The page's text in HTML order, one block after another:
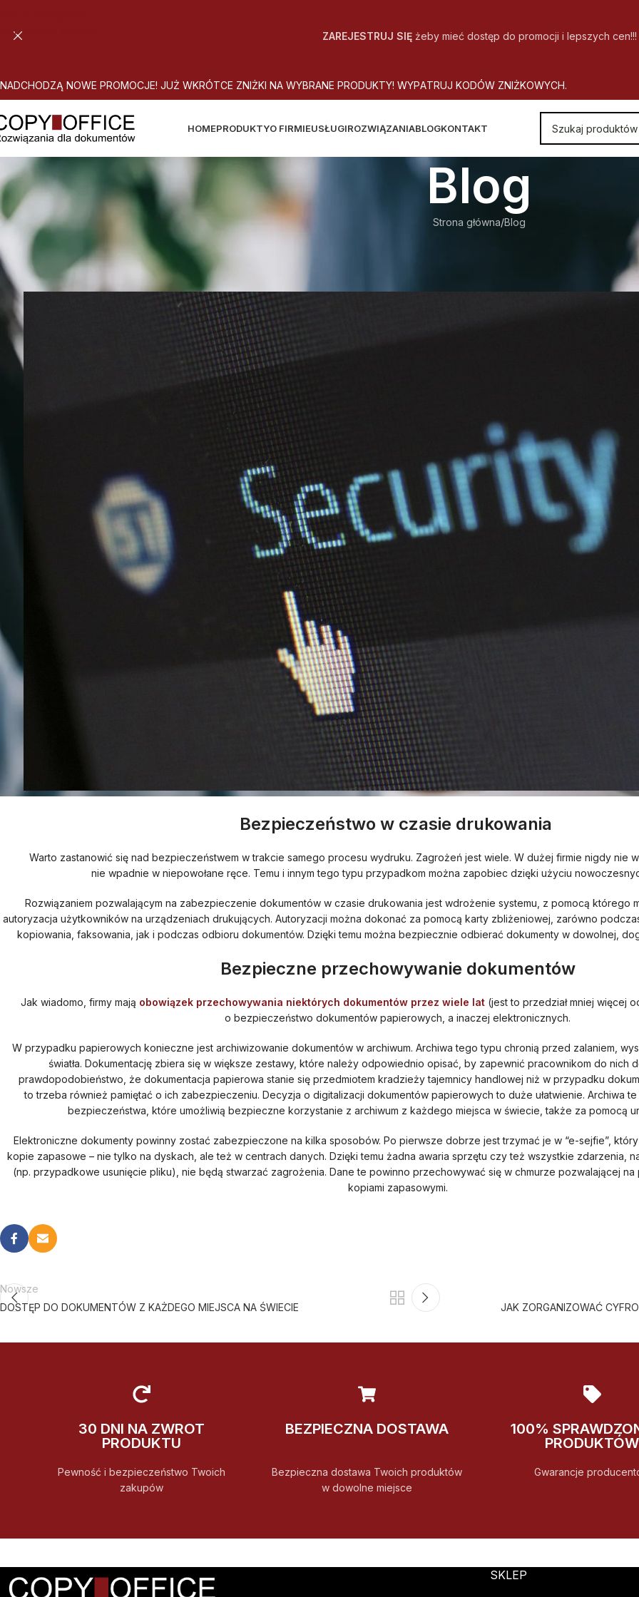
Skip to main content
ZAREJESTRUJ SIĘżeby mieć dostęp do promocji i lepszych cen!!!
NADCHODZĄ NOWE PROMOCJE! JUŻ WKRÓTCE ZNIŻKI NA WYBRANE PRODUKTY! WYPATRUJ KODÓW ZNIŻKOWYCH.
HOMEPRODUKTYO FIRMIEUSŁUGIROZWIĄZANIABLOGKONTAKT
Blog
Strona główna Blog
JAK DBAĆ O BEZPIECZEŃSTWO DOKUMENTÓW?
Bezpieczeństwo w czasie drukowania
Warto zastanowić się nad bezpieczeństwem w trakcie samego procesu wydruku. Zagrożeń jest wiele. W dużej firmie nigdy nie
nie wpadnie w niepowołane ręce. Temu i innym tego typu przypadkom można zapobiec dzięki użyciu
Rozwiązaniem pozwalającym na zabezpieczenie dokumentów w czasie drukowania jest wdrożenie systemu, z pomocą którego
autoryzacja użytkowników na urządzeniach drukujących. Autoryzacji można dokonać za pomocą karty zbliżeniowej, zarówno
kopiowania, faksowania, jak i podczas odbioru dokumentów. Dzięki temu można bezpiecznie odbierać dokumenty w dowolnej,
Bezpieczne przechowywanie dokumentów
Jak wiadomo, firmy mają obowiązek przechowywania niektórych dokumentów przez wiele lat(jest to przedział mniej więcej
o bezpieczeństwo dokumentów papierowych, a inaczej elektronicznych.
W przypadku papierowych konieczne jest archiwizowanie dokumentów w archiwum. Archiwa tego typu chronią przed zalaniem,
światła. Dokumentację zbiera się w większe zestawy, które należy odpowiednio opisać, by zapewnić pracownikom do nich
prawdopodobieństwo, że dokumentacja papierowa stanie się przedmiotem kradzieży tajemnicy handlowej niż w przypadku
to trzeba również pamiętać o ich zabezpieczeniu. Decyzja o digitalizacji dokumentów papierowych to duże ułatwienie. Archiwa te
bezpieczeństwa, które umożliwią bezpieczne korzystanie z archiwum z każdego miejsca w świecie, także za pomocą
Elektroniczne dokumenty powinny zostać zabezpieczone na kilka sposobów. Po pierwsze dobrze jest trzymać je w “e-sejfie”,
kopie zapasowe – nie tylko na dyskach, ale też w centrach danych. Dzięki temu żadna awaria sprzętu czy też wszystkie zdarzenia,
(np. przypadkowe usunięcie pliku), nie będą stwarzać zagrożenia. Dane te powinno przechowywać się w chmurze pozwalającej na
kopiami zapasowymi.
Nowsze
DOSTĘP DO DOKUMENTÓW Z KAŻDEGO MIEJSCA NA ŚWIECIE
JAK ZORGANIZOWAĆ
30 DNI NA ZWROT
PRODUKTU
Pewność i bezpieczeństwo Twoich
zakupów
BEZPIECZNA DOSTAWA
Bezpieczna dostawa Twoich produktów
w dowolne miejsce
100%
PRODUKTÓW
Gwarancje
SKLEP